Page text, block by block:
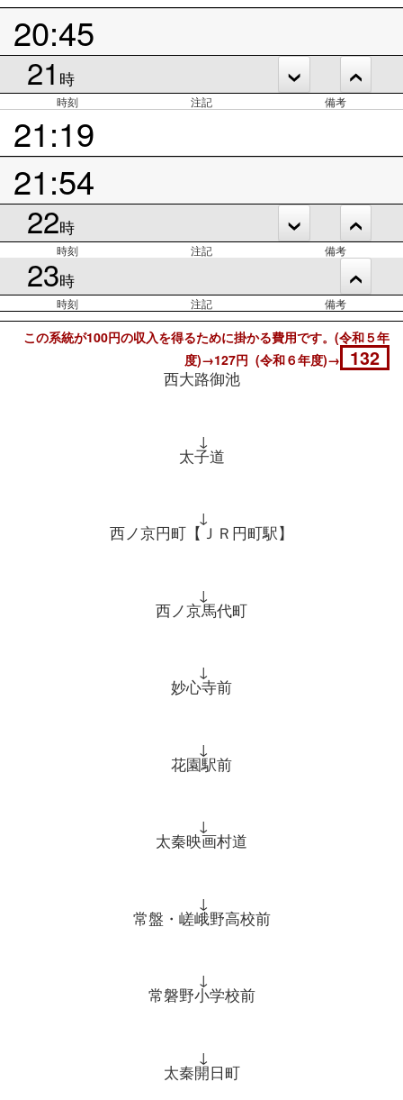
20:45
21 時
時刻 注記 備考
21:19
21:54
22時
時刻 注記 備考
23時
時刻 注記 備考
この系統が100円の収入を得るために掛かる費用です。(令和５年
度)→127円 (令和６年度)→
132
西大路御池
↓
太子道
↓
西ノ京円町【ＪＲ円町駅】
↓
西ノ京馬代町
↓
妙心寺前
↓
花園駅前
↓
太秦映画村道
↓
常盤・嵯峨野高校前
↓
常磐野小学校前
↓
太秦開日町